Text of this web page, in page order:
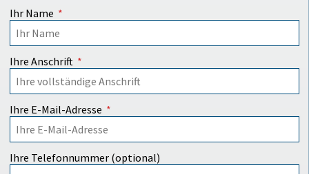
Ihr Name
Ihre Anschrift
Ihre E-Mail-Adresse
Ihre Telefonnummer (optional)